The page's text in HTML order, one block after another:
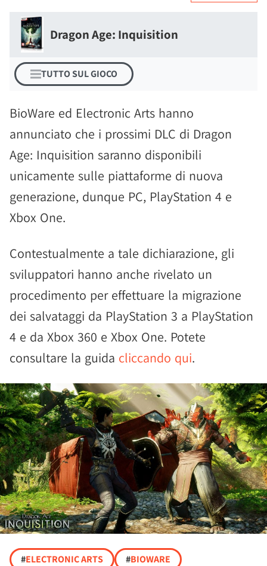
Dragon Age: Inquisition
TUTTO SUL GIOCO
BioWare ed Electronic Arts hanno
annunciato che i prossimi DLC di Dragon
Age: Inquisition saranno disponibili
unicamente sulle piattaforme di nuova
generazione, dunque PC, PlayStation 4 e
Xbox One.
Contestualmente a tale dichiarazione, gli
sviluppatori hanno anche rivelato un
procedimento per effettuare la migrazione
dei salvataggi da PlayStation 3 a PlayStation
4 e da Xbox 360 e Xbox One. Potete
consultare la guida cliccando qui.
#ELECTRONIC ARTS #BIOWARE